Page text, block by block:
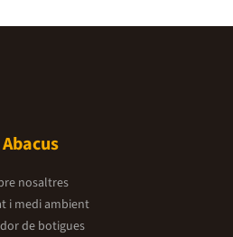
Abacus
nosaltres
i medi ambient
de botigues